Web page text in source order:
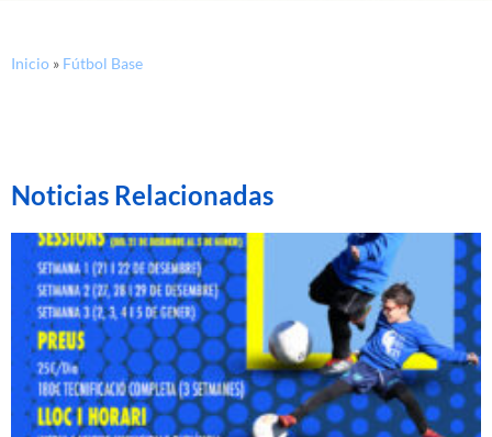
Inicio » Fútbol Base
Noticias Relacionadas